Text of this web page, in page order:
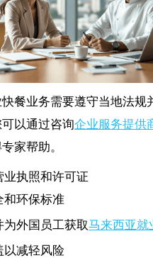
餐业务需要遵守当地法规
以通过咨询企业服务提供
家帮助。
业执照和许可证
和环保标准
外国员工获取马来西亚就
以减轻风险